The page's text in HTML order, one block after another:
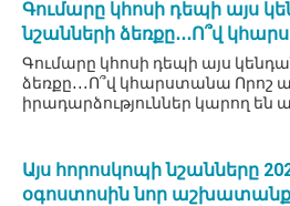
Գումարը կհոսի դեպի այս
նշանների ձեռքը․․․Ո՞վ
Գումարը կհոսի դեպի այս
ձեռքը․․․Ո՞վ կհարստանա
իրադարձություններ կարող են
Այս հորոսկոպի նշանները
օգոստոսին նոր աշխատանք